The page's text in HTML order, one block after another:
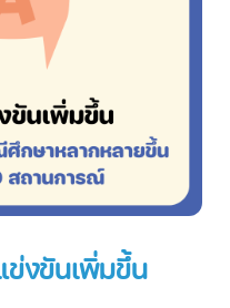
ข่งขันเพิ่มขึ้น